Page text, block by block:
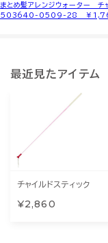
まとめ髪アレンジウォーター
503640-0509-28 ￥
最近見たアイテム
チャイルドスティック
¥2,860